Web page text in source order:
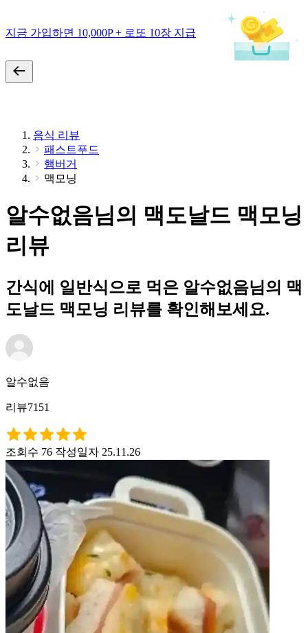
지금 가입하면 10,000P + 로또 10장 지급
음식 리뷰
패스트푸드
햄버거
맥모닝
알수없음님의 맥도날드 맥모닝
리뷰
간식에 일반식으로 먹은 알수없음님의 맥
도날드 맥모닝 리뷰를 확인해보세요.
알수없음
리뷰7151
조회수 76 작성일자 25.11.26